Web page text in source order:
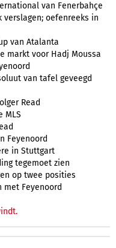
van Fenerbahçe
verslagen; oefenreeks in
van Atalanta
markt voor Hadj Moussa
van tafel geveegd
Read
MLS
Feyenoord
in Stuttgart
tegemoet zien
op twee posities
met Feyenoord